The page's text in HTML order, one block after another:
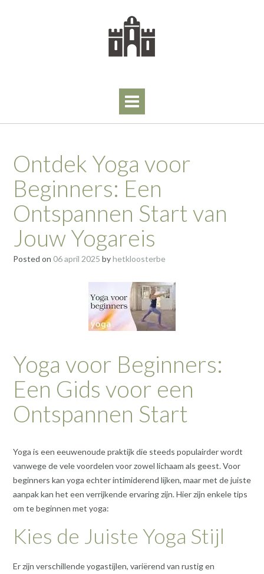
Ontdek Yoga voor
Beginners: Een
Ontspannen Start van
Jouw Yogareis
Posted on 06 april 2025 byhetkloosterbe
Yoga voor Beginners:
Een Gids voor een
Ontspannen Start
Yoga is een eeuwenoude praktijk die steeds populairder wordt
vanwege de vele voordelen voor zowel lichaam als geest. Voor
beginners kan yoga echter intimiderend lijken, maar met de juiste
aanpak kan het een verrijkende ervaring zijn. Hier zijn enkele tips
om te beginnen met yoga:
Kies de Juiste Yoga Stijl
Er zijn verschillende yogastijlen, variërend van rustig en